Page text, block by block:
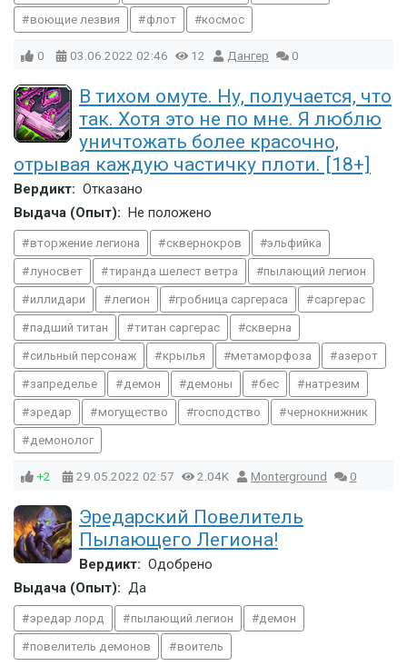
воющие лезвия флот космос
0 03.06.2022 02:46 12 Дангер 0
В тихом омуте. Ну, получается, что
так. Хотя это не по мне. Я люблю
уничтожать более красочно,
отрывая каждую частичку плоти. [18+]
Вердикт: Отказано
Выдача (Опыт):
Не положено
вторжение легиона сквернокров эльфийка
луносвет тиранда шелест ветра пылающий легион
иллидари легион гробница саргераса саргерас
падший титан титан саргерас скверна
сильный персонаж крылья метаморфоза азерот
запределье демон демоны бес натрезим
эредар могущество господство чернокнижник
демонолог
+2 29.05.2022 02:57 2.04K Monterground 0
Эредарский Повелитель
Пылающего Легиона!
Вердикт: Одобрено
Выдача (Опыт): Да
эредар лорд пылающий легион демон
повелитель демонов воитель